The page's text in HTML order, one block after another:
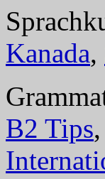
Kanada,
B2 Tips,